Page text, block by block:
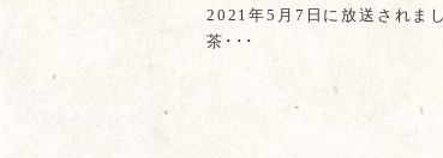
2021年5月7日に放送されま
茶･･･